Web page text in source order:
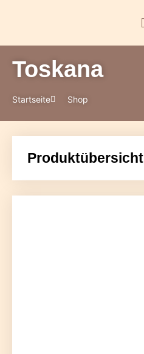
Toskana
Startseite Shop
Produktübersicht